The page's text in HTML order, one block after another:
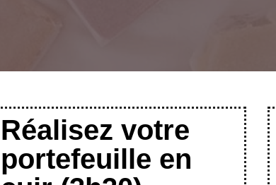
Réalisez votre
portefeuille en